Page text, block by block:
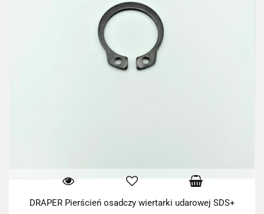
DRAPER Pierścień osadczy wiertarki udarowej SDS+